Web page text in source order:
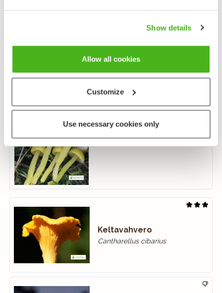
Show details
Allow all cookies
Customize
Use necessary cookies only
Calocera viscosa
Keltavahakas
Hygrocybe chlorophana
Keltavahvero
Cantharellus cibarius